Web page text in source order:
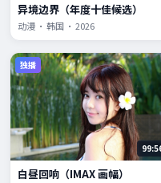
异境边界（年度十佳候选）
动漫 · 韩国 · 2026
独播
白昼回响（IMAX 画幅）